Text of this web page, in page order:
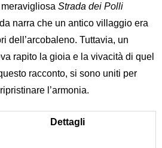
Strada dei Polli
narra che un antico villaggio era
dell’arcobaleno. Tuttavia, un
rapito la gioia e la vivacità di quel
racconto, si sono uniti per
l’armonia.
Dettagli